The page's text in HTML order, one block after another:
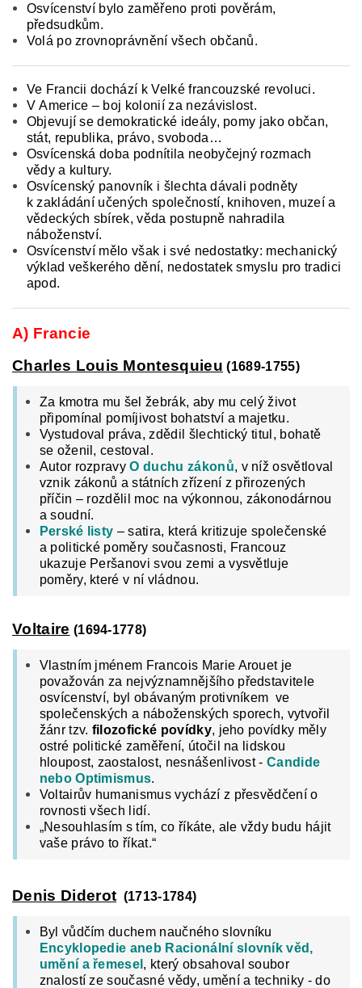
Osvícenství bylo zaměřeno proti pověrám,
předsudkům.
Volá po zrovnoprávnění všech občanů.
Ve Francii dochází k Velké francouzské revoluci.
V Americe – boj kolonií za nezávislost.
Objevují se demokratické ideály, pomy jako občan,
stát, republika, právo, svoboda…
Osvícenská doba podnítila neobyčejný rozmach
vědy a kultury.
Osvícenský panovník i šlechta dávali podněty
k zakládání učených společností, knihoven, muzeí a
vědeckých sbírek, věda postupně nahradila
náboženství.
Osvícenství mělo však i své nedostatky: mechanický
výklad veškerého dění, nedostatek smyslu pro tradici
apod.
A) Francie
Charles Louis Montesquieu (1689-1755)
Za kmotra mu šel žebrák, aby mu celý život
připomínal pomíjivost bohatství a majetku.
Vystudoval práva, zdědil šlechtický titul, bohatě
se oženil, cestoval.
Autor rozpravyO duchu zákonů, v níž osvětloval
vznik zákonů a státních zřízení z přirozených
příčin – rozdělil moc na výkonnou, zákonodárnou
a soudní.
Perské listy – satira, která kritizuje společenské
a politické poměry současnosti, Francouz
ukazuje Peršanovi svou zemi a vysvětluje
poměry, které v ní vládnou.
Voltaire (1694-1778)
Vlastním jménem Francois Marie Arouet je
považován za nejvýznamnějšího představitele
osvícenství, byl obávaným protivníkem ve
společenských a náboženských sporech, vytvořil
žánr tzv. filozofické povídky, jeho povídky měly
ostré politické zaměření, útočil na lidskou
hloupost, zaostalost, nesnášenlivost -Candide
nebo Optimismus.
Voltairův humanismus vychází z přesvědčení o
rovnosti všech lidí.
„Nesouhlasím s tím, co říkáte, ale vždy budu hájit
vaše právo to říkat.“
Denis Diderot (1713-1784)
Byl vůdčím duchem naučného slovníku
Encyklopedie aneb Racionální slovník věd,
umění a řemesel , který obsahoval soubor
znalostí ze současné vědy, umění a techniky - do